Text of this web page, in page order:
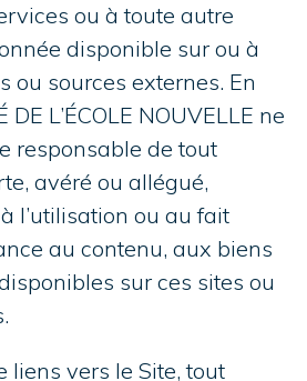
ou à toute autre
disponible sur ou à
ou sources externes. En
DE L’ÉCOLE NOUVELLE ne
responsable de tout
avéré ou allégué,
l’utilisation ou au fait
au contenu, aux biens
sur ces sites ou
liens vers le Site, tout